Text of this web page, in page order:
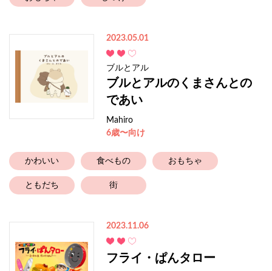
2023.05.01
ブルとアル
ブルとアルのくまさんとの
であい
Mahiro
6歳〜向け
かわいい 食べもの おもちゃ
ともだち 街
2023.11.06
フライ・ぱんタロー